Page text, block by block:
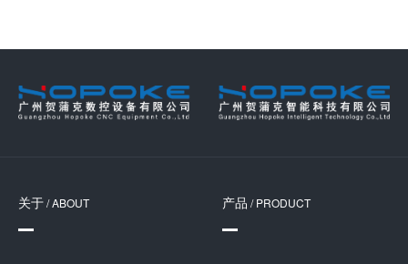
关于/ ABOUT 产品 / PRODUCT